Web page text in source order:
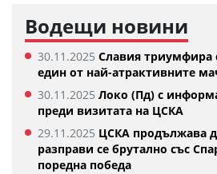
Водещи новини
30.11.2025 Славия
един от най-атрактивните
30.11.2025 Локо (Пд) с
преди визитата на ЦСКА
29.11.2025 ЦСКА продължава
разправи се брутално със
поредна победа